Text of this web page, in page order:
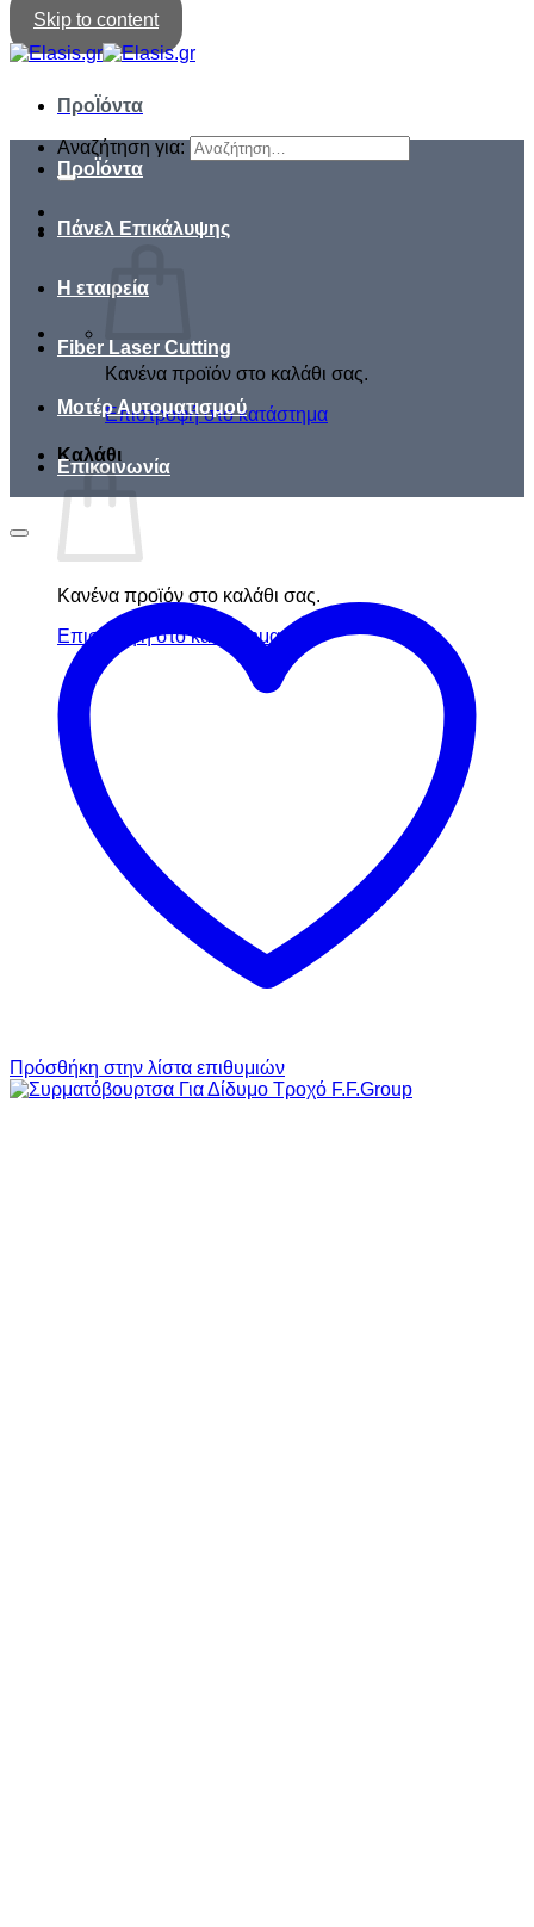
Skip to content
ΠροΪόντα
Αναζήτηση για:
Κανένα προϊόν στο καλάθι σας.
Επιστροφή στο κατάστημα
Καλάθι
Κανένα προϊόν στο καλάθι σας.
Επιστροφή στο κατάστημα
ΠροΪόντα
Πάνελ Επικάλυψης
Η εταιρεία
Fiber Laser Cutting
Μοτέρ Αυτοματισμού
Επικοινωνία
Πρόσθήκη στην λίστα επιθυμιών